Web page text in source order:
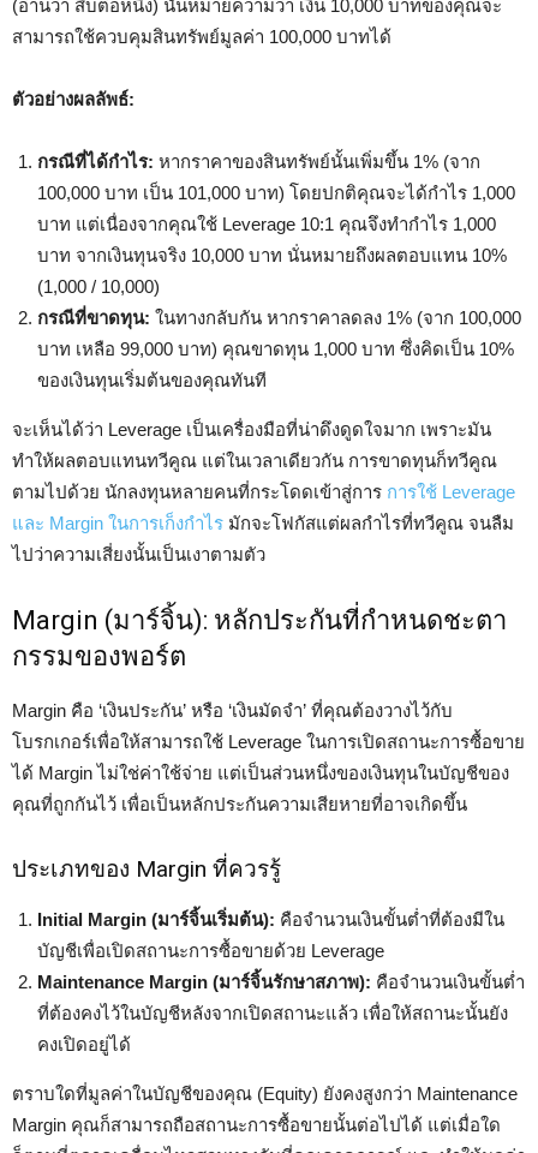
(อ่านว่า สิบต่อหนึ่ง) นั่นหมายความว่า เงิน 10,000 บาทของคุณจะ
สามารถใช้ควบคุมสินทรัพย์มูลค่า 100,000 บาทได้
ตัวอย่างผลลัพธ์:
กรณีที่ได้กำไร: หากราคาของสินทรัพย์นั้นเพิ่มขึ้น 1% (จาก
100,000 บาท เป็น 101,000 บาท) โดยปกติคุณจะได้กำไร 1,000
บาท แต่เนื่องจากคุณใช้ Leverage 10:1 คุณจึงทำกำไร 1,000
บาท จากเงินทุนจริง 10,000 บาท นั่นหมายถึงผลตอบแทน 10%
(1,000 / 10,000)
กรณีที่ขาดทุน: ในทางกลับกัน หากราคาลดลง 1% (จาก 100,000
บาท เหลือ 99,000 บาท) คุณขาดทุน 1,000 บาท ซึ่งคิดเป็น 10%
ของเงินทุนเริ่มต้นของคุณทันที
จะเห็นได้ว่า Leverage เป็นเครื่องมือที่น่าดึงดูดใจมาก เพราะมัน
ทำให้ผลตอบแทนทวีคูณ แต่ในเวลาเดียวกัน การขาดทุนก็ทวีคูณ
ตามไปด้วย นักลงทุนหลายคนที่กระโดดเข้าสู่การ การใช้ Leverage
และ Margin ในการเก็งกำไร มักจะโฟกัสแต่ผลกำไรที่ทวีคูณ จนลืม
ไปว่าความเสี่ยงนั้นเป็นเงาตามตัว
Margin (มาร์จิ้น): หลักประกันที่กำหนดชะตา
กรรมของพอร์ต
Margin คือ ‘เงินประกัน’ หรือ ‘เงินมัดจำ’ ที่คุณต้องวางไว้กับ
โบรกเกอร์เพื่อให้สามารถใช้ Leverage ในการเปิดสถานะการซื้อขาย
ได้ Margin ไม่ใช่ค่าใช้จ่าย แต่เป็นส่วนหนึ่งของเงินทุนในบัญชีของ
คุณที่ถูกกันไว้ เพื่อเป็นหลักประกันความเสียหายที่อาจเกิดขึ้น
ประเภทของ Margin ที่ควรรู้
Initial Margin (มาร์จิ้นเริ่มต้น): คือจำนวนเงินขั้นต่ำที่ต้องมีใน
บัญชีเพื่อเปิดสถานะการซื้อขายด้วย Leverage
Maintenance Margin (มาร์จิ้นรักษาสภาพ): คือจำนวนเงินขั้นต่ำ
ที่ต้องคงไว้ในบัญชีหลังจากเปิดสถานะแล้ว เพื่อให้สถานะนั้นยัง
คงเปิดอยู่ได้
ตราบใดที่มูลค่าในบัญชีของคุณ (Equity) ยังคงสูงกว่า Maintenance
Margin คุณก็สามารถถือสถานะการซื้อขายนั้นต่อไปได้ แต่เมื่อใด